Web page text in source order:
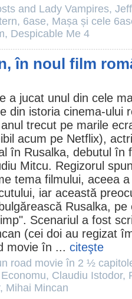
and Lady Vampires,
, 6ase, Mașa și cele
, Despicable Me 4
în noul film
a jucat unul din cele
din istoria cinema-ului
trecut pe marile
acum pe Netflix),
în Rusalka, debutul în
Mitcu. Regizorul
tema filmului, aceea
iar această
Rusalka,
Scenariul a fost
(cei doi au regizat
movie în ... citeşte
road movie în 2 ½
, Claudiu Istodor,
, Mihai Mincan